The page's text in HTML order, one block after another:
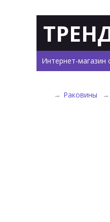
Интернет-магазин
→ Раковины →